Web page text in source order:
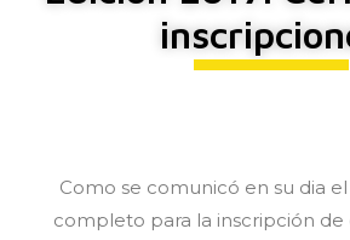
Como se comunicó en su dia
completo para la inscripción de